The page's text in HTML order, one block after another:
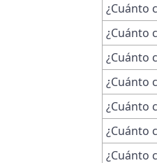
¿Cuánto
¿Cuánto
¿Cuánto
¿Cuánto
¿Cuánto
¿Cuánto
¿Cuánto